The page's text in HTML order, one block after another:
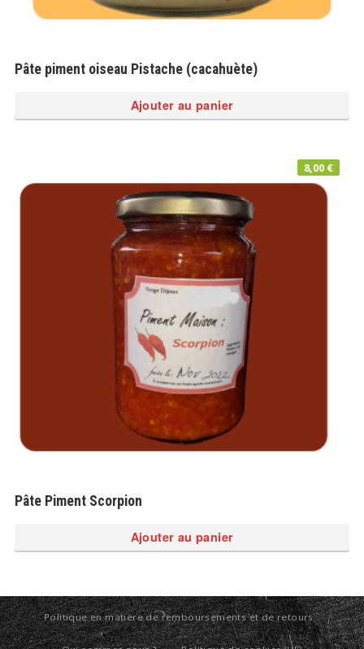
Pâte piment oiseau Pistache (cacahuète)
Ajouter au panier
Pâte Piment Scorpion
8,00 €
Ajouter au panier
Politique en matière de remboursements et de retours